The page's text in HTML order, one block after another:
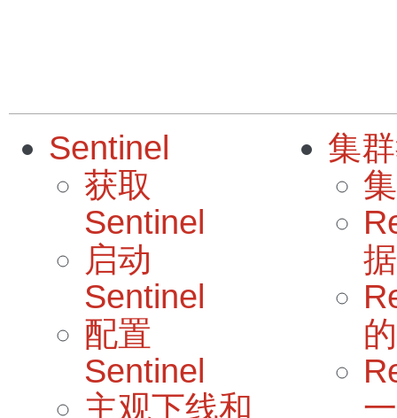
Sentinel
获取
Sentinel
启动
Sentinel
配置
Sentinel
主观下线和
集